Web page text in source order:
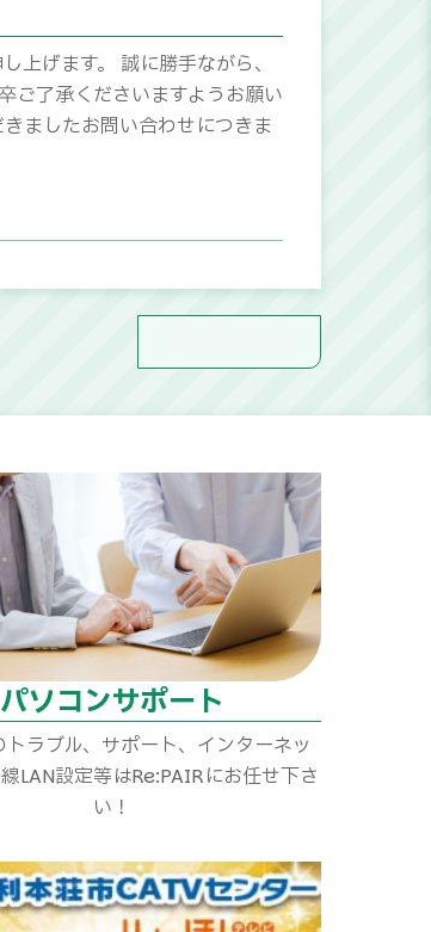
上げます。 誠に勝手ながら、
ご了承くださいますようお願い
ましたお問い合わせにつきま
パソコンサポート
トラブル、サポート、インターネッ
LAN設定等はRe:PAIRにお任せ下さ
い！